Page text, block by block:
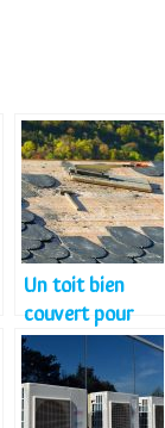
Un toit bien
couvert pour
une maison en
sécurité